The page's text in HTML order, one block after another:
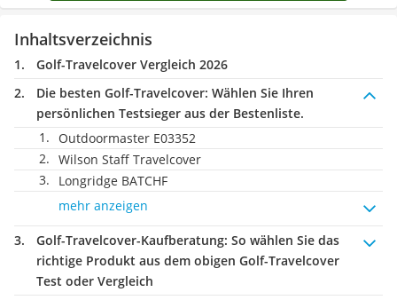
Inhaltsverzeichnis
Golf-Travelcover Vergleich 2026
Die besten Golf-Travelcover: Wählen Sie Ihren
persönlichen Testsieger aus der Bestenliste.
Outdoormaster E03352
Wilson Staff Travelcover
Longridge BATCHF
mehr anzeigen
Golf-Travelcover-Kaufberatung: So wählen Sie das
richtige Produkt aus dem obigen Golf-Travelcover
Test oder Vergleich